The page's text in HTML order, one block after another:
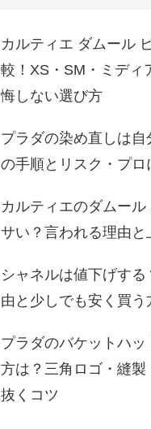
カルティエ ダムール
較！XS・SM・ミディ
悔しない選び方
プラダの染め直しは
の手順とリスク・プロ
カルティエのダムー
サい？言われる理由と
シャネルは値下げす
由と少しでも安く買う
プラダのバケットハ
方は？三角ロゴ・縫
抜くコツ